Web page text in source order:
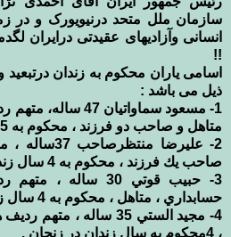
سازمان ملل متحد درنیویورک و در
انسانی وآزادیهای عقیدتی درایران
!!
اسامی یاران محکوم به زندان
ذیل می باشد :
1- مسعود سماواتيان
متاهل و صاحب دو فرزند ، محکوم به 5 سال زندان در خرم آباد .
2- عليرضا
صاحب يك فرزند ، محکوم به 4 سال زندان دركرمانشاه .
3- حبيب قوتي 30
حسابداري ، متاهل ، محکوم به 4 سال زندان در همدان .
4- مجيد الستي 35 ساله
، 4محکوم به سال زندان در زنجان .